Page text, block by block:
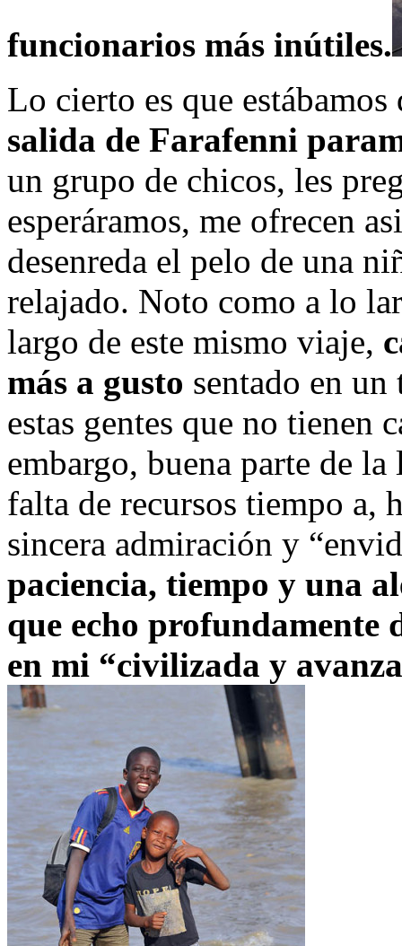
funcionarios más inútiles.
Lo cierto es que
salida de Farafenni
un grupo de chicos, les
esperáramos, me ofrecen
desenreda el pelo de una
relajado. Noto como a lo
largo de este mismo viaje,
más a gusto sentado en
estas gentes que no tienen
embargo, buena parte de
falta de recursos tiempo a,
sincera admiración y
paciencia, tiempo y una
que echo profundamente
en mi “civilizada y